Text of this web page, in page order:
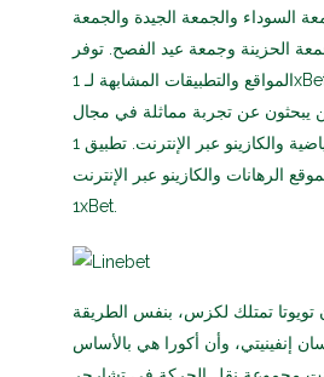
السوداء والجمعة الجيدة والجمعة
الحزينة وجمعة عيد الفصح. توفر
المواقع والتطبيقات المشابهة لـ 1xBet أهمية كبيرة
يبحثون عن تجربة مماثلة في مجال
الرهانات الرياضية والكازينو عبر الإنترنت. تطبيق 1xBet هو
الرهانات والكازينو عبر الإنترنت
1xBet.
تمتلك لكزس، بنفس الطريقة
إنفينيتي، وأن أكورا هي بالأساس